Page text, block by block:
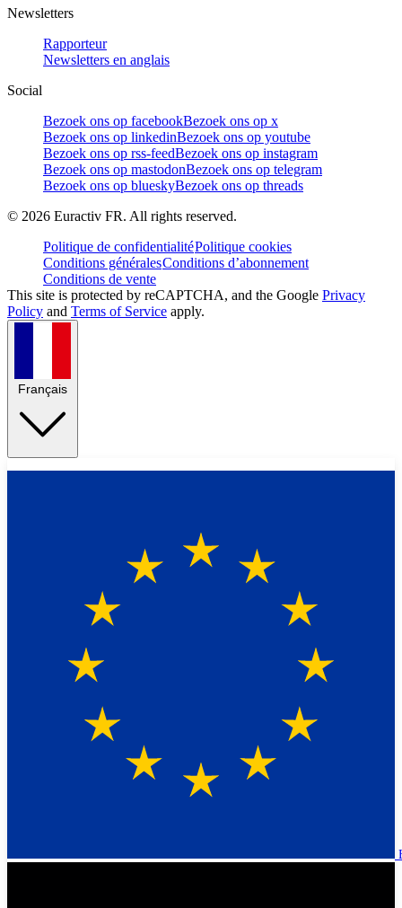
Newsletters
Rapporteur
Newsletters en anglais
Social
Bezoek ons op facebookBezoek ons op x
Bezoek ons op linkedinBezoek ons op youtube
Bezoek ons op rss-feedBezoek ons op instagram
Bezoek ons op mastodonBezoek ons op telegram
Bezoek ons op blueskyBezoek ons op threads
© 2026 Euractiv FR. All rights reserved.
Politique de confidentialitéPolitique cookies
Conditions généralesConditions d’abonnement
Conditions de vente
This site is protected by reCAPTCHA, and the Google Privacy
Policy and Terms of Service apply.
Français